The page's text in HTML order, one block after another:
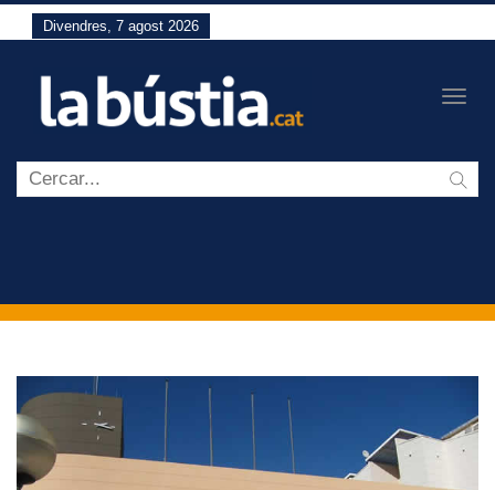
Divendres, 7 agost 2026